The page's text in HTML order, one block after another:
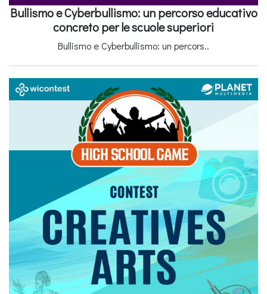
Bullismo e Cyberbullismo: un percorso educativo
concreto per le scuole superiori
Bullismo e Cyberbullismo: un percors..